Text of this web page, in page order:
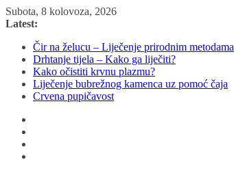
Skip
to
Subota, 8 kolovoza, 2026
Latest:
Čir na želucu – Liječenje prirodnim metodama
Drhtanje tijela – Kako ga liječiti?
Kako očistiti krvnu plazmu?
Liječenje bubrežnog kamenca uz pomoć čaja
Crvena pupičavost